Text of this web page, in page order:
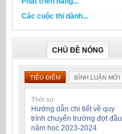
Các cuộc thi dành...
CHỦ ĐỀ NÓNG
TIÊU ĐIỂM BÌNH LUẬN MỚI
Thời sự
Hướng dẫn chi tiết về quy
trình chuyển trường đợt đầu
năm học 2023-2024